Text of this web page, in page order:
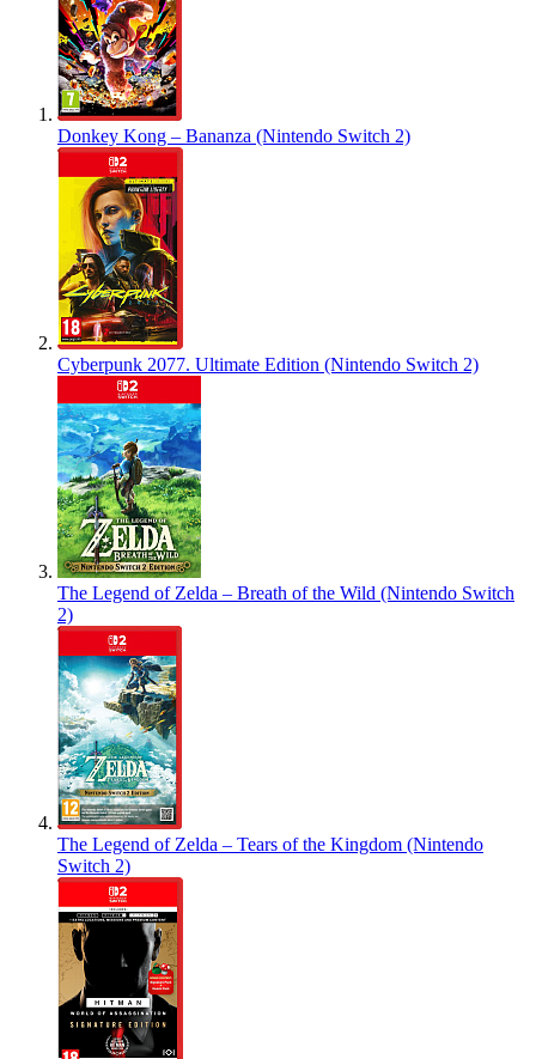
Donkey Kong – Bananza (Nintendo Switch 2)
Cyberpunk 2077. Ultimate Edition (Nintendo Switch 2)
The Legend of Zelda – Breath of the Wild (Nintendo Switch
2)
The Legend of Zelda – Tears of the Kingdom (Nintendo
Switch 2)